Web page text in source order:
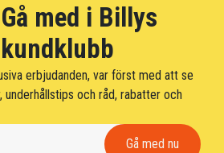
Gå med i Billys
kundklubb
erbjudanden, var först med att se
underhållstips och råd, rabatter och